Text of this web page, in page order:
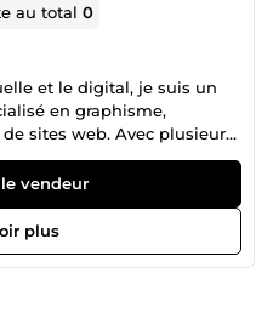
au total0
et le digital, je suis un
en graphisme,
sites web. Avec plusieurs
vos idées en projets
-Graphisme &amp;
graphiques, supports
identité. -Montage vidéo :
clips, montages
vendeur
plus